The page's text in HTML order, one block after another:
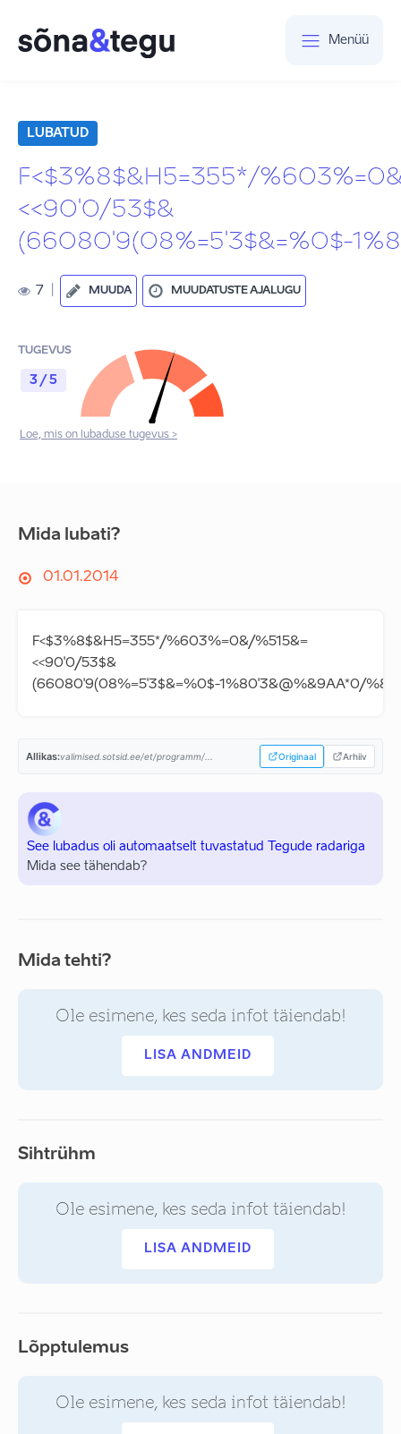
Menüü
LUBATUD
F<$3%8$&H5=355*/
<<90'0/53$&
(66080'9(08%=5'3$&=%0$-
7 MUUDA MUUDATUSTE AJALUGU
TUGEVUS
3 / 5
Loe, mis on lubaduse tugevus >
Mida lubati?
01.01.2014
F<$3%8$&H5=355*/%603%=0&/%515&=
<<90'0/53$&
(66080'9(08%=5'3$&=%0$-1%80'3&@%&9AA*0/%&
Allikas:valimised.sotsid.ee/et/programm/... Originaal Arhiiv
See lubadus oli automaatselt tuvastatud Tegude radariga
Mida see tähendab?
Mida tehti?
Ole esimene, kes seda infot täiendab!
LISA ANDMEID
Sihtrühm
Ole esimene, kes seda infot täiendab!
LISA ANDMEID
Lõpptulemus
Ole esimene, kes seda infot täiendab!